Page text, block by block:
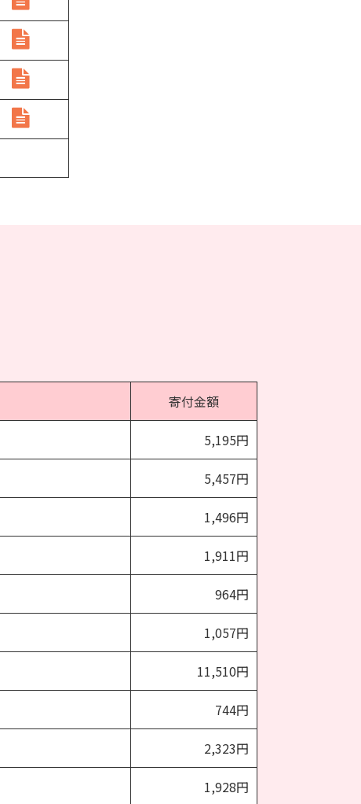
寄付金額
5,195円
5,457円
1,496円
1,911円
964円
1,057円
11,510円
744円
2,323円
1,928円